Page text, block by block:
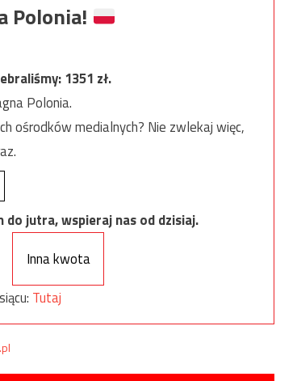
Polonia!
1351 zł.
Polonia.
ośrodków medialnych? Nie zwlekaj więc,
jutra, wspieraj nas od dzisiaj.
Inna kwota
Tutaj